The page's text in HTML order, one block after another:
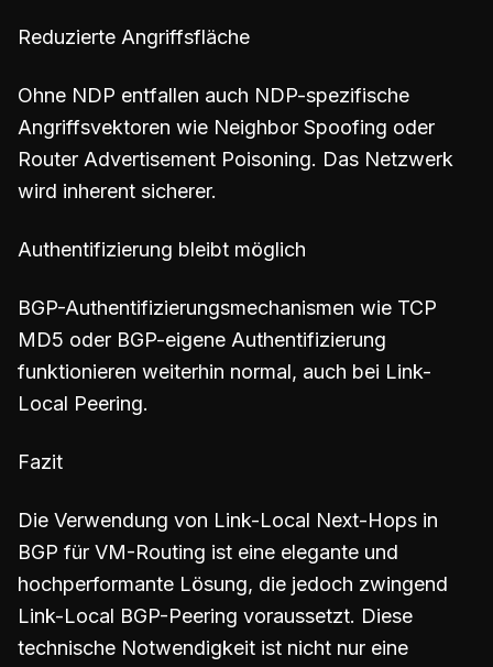
Reduzierte Angriffsfläche
Ohne NDP entfallen auch NDP-spezifische
Angriffsvektoren wie Neighbor Spoofing oder
Router Advertisement Poisoning. Das Netzwerk
wird inherent sicherer.
Authentifizierung bleibt möglich
BGP-Authentifizierungsmechanismen wie TCP
MD5 oder BGP-eigene Authentifizierung
funktionieren weiterhin normal, auch bei Link-
Local Peering.
Fazit
Die Verwendung von Link-Local Next-Hops in
BGP für VM-Routing ist eine elegante und
hochperformante Lösung, die jedoch zwingend
Link-Local BGP-Peering voraussetzt. Diese
technische Notwendigkeit ist nicht nur eine